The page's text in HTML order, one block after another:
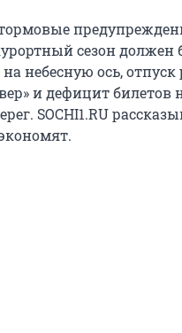
сезон должен
небесную ось,
и дефицит билетов
SOCHI1.RU